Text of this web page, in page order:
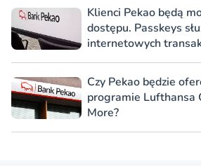
Klienci Pekao będą
dostępu. Passkeys
internetowych
Czy Pekao będzie
programie Lufthansa
More?